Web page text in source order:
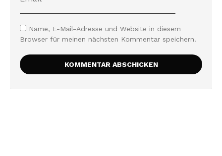
Name, E-Mail-Adresse und Website in diesem
Browser für meinen nächsten Kommentar speichern.